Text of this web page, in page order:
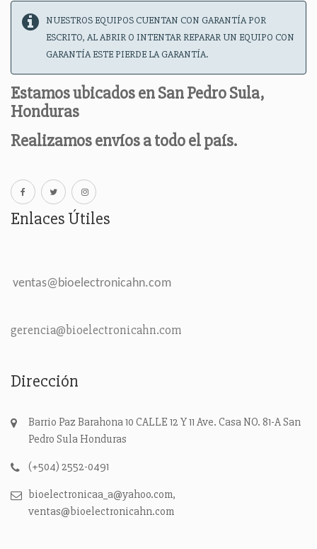
NUESTROS EQUIPOS CUENTAN CON GARANTÍA POR
ESCRITO, AL ABRIR O INTENTAR REPARAR UN EQUIPO CON
GARANTÍA ESTE PIERDE LA GARANTÍA.
Estamos ubicados en San Pedro Sula,
Honduras
Realizamos envíos a todo el país.
Enlaces Útiles
ventas@bioelectronicahn.com
gerencia@bioelectronicahn.com
Dirección
Barrio Paz Barahona 10 CALLE 12 Y 11 Ave. Casa NO. 81-ASan
Pedro Sula Honduras
(+504) 2552-0491
bioelectronicaa_a@yahoo.com,
ventas@bioelectronicahn.com